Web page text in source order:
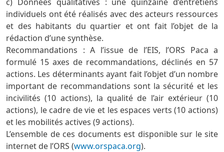
individuels ont été réalisés avec des acteurs ressources
et des habitants du quartier et ont fait l’objet de la
rédaction d’une synthèse.
Recommandations : A l’issue de l’EIS, l’ORS Paca a
formulé 15 axes de recommandations, déclinés en 57
actions. Les déterminants ayant fait l’objet d’un nombre
important de recommandations sont la sécurité et les
incivilités (10 actions), la qualité de l’air extérieur (10
actions), le cadre de vie et les espaces verts (10 actions)
et les mobilités actives (9 actions).
L’ensemble de ces documents est disponible sur le site
internet de l’ORS (www.orspaca.org).